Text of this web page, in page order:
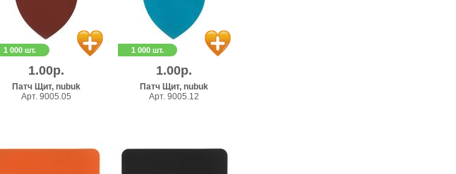
1 000 шт.
1.00р.
Патч Щит, nubuk
Арт. 9005.05
1 000 шт.
1.00р.
Патч Щит, nubuk
Арт. 9005.12